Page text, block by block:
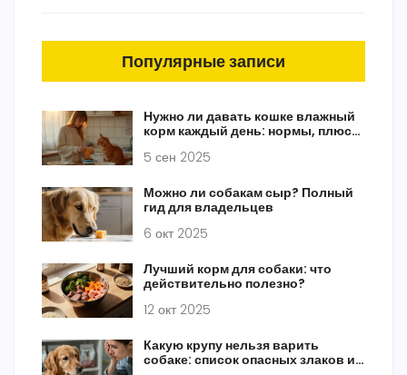
Популярные записи
Нужно ли давать кошке влажный
корм каждый день: нормы, плюсы
5 сен 2025
Можно ли собакам сыр? Полный
гид для владельцев
6 окт 2025
Лучший корм для собаки: что
действительно полезно?
12 окт 2025
Какую крупу нельзя варить
собаке: список опасных злаков и